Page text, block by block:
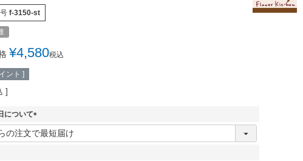
f-3150-st
¥4,580税込
ント ]
について
(
必